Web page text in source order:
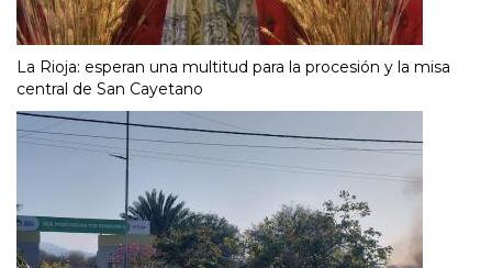
La Rioja: esperan una multitud para la procesión y la misa
central de San Cayetano